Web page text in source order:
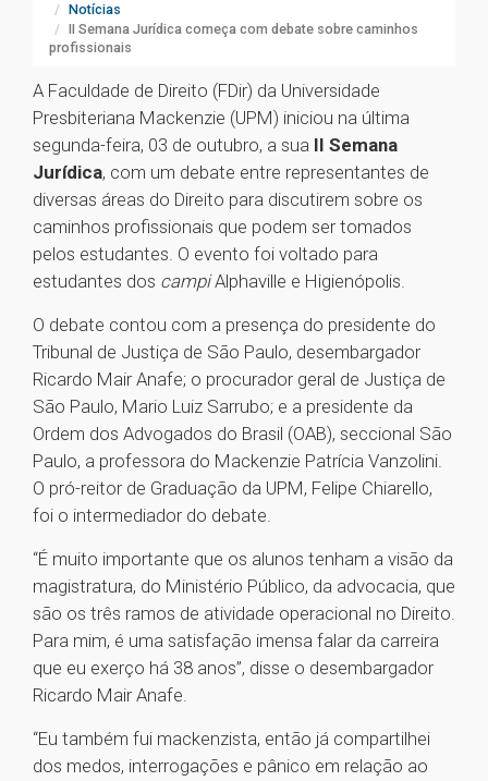
Notícias
II Semana Jurídica começa com debate sobre caminhos
profissionais
A Faculdade de Direito (FDir) da Universidade
Presbiteriana Mackenzie (UPM) iniciou na última
segunda-feira, 03 de outubro, a sua II Semana
Jurídica, com um debate entre representantes de
diversas áreas do Direito para discutirem sobre os
caminhos profissionais que podem ser tomados
pelos estudantes. O evento foi voltado para
estudantes dos campiAlphaville e Higienópolis.
O debate contou com a presença do presidente do
Tribunal de Justiça de São Paulo, desembargador
Ricardo Mair Anafe; o procurador geral de Justiça de
São Paulo, Mario Luiz Sarrubo; e a presidente da
Ordem dos Advogados do Brasil (OAB), seccional São
Paulo, a professora do Mackenzie Patrícia Vanzolini.
O pró-reitor de Graduação da UPM, Felipe Chiarello,
foi o intermediador do debate.
“É muito importante que os alunos tenham a visão da
magistratura, do Ministério Público, da advocacia, que
são os três ramos de atividade operacional no Direito.
Para mim, é uma satisfação imensa falar da carreira
que eu exerço há 38 anos”, disse o desembargador
Ricardo Mair Anafe.
“Eu também fui mackenzista, então já compartilhei
dos medos, interrogações e pânico em relação ao